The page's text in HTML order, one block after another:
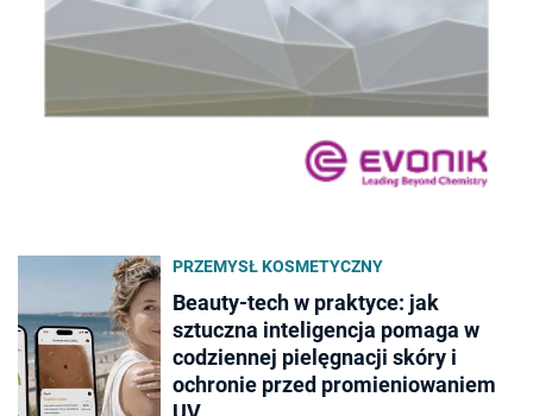
PRZEMYSŁ KOSMETYCZNY
Beauty-tech w praktyce: jak
sztuczna inteligencja pomaga w
codziennej pielęgnacji skóry i
ochronie przed promieniowaniem